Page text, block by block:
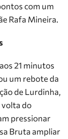
com um
Rafa Mineira.
21 minutos
um rebote da
de Lurdinha,
volta do
pressionar
Bruta ampliar